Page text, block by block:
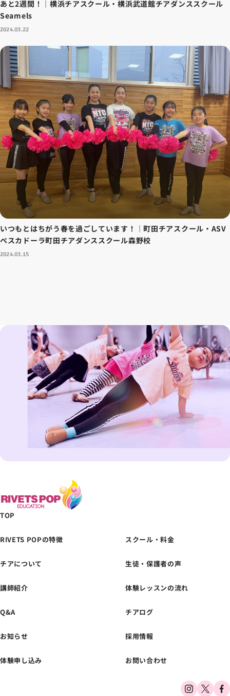
あと2週間！｜横浜チアスクール・横浜武道館チアダンススクール
Seamels
2024.03.22
いつもとはちがう春を過ごしています！｜町田チアスクール・ASV
ペスカドーラ町田チアダンススクール森野校
2024.03.15
体験レッスンの
お申し込みはこちら
TOP
RIVETS POPの特徴 スクール・料金
チアについて 生徒・保護者の声
講師紹介 体験レッスンの流れ
Q&A チアログ
お知らせ 採用情報
体験申し込み お問い合わせ